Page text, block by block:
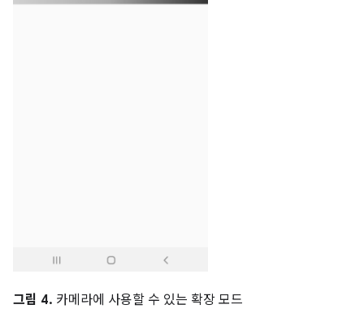
그림 4. 카메라에 사용할 수 있는 확장 모드